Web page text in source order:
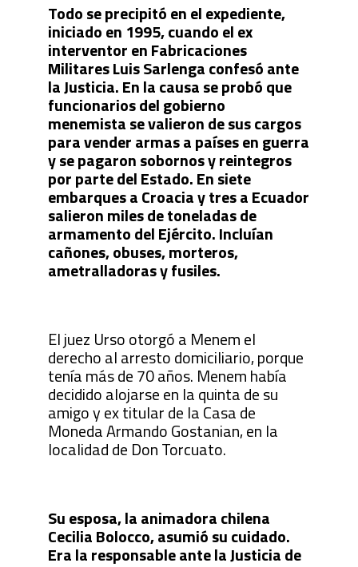
Todo se precipitó en el expediente,
iniciado en 1995, cuando el ex
interventor en Fabricaciones
Militares Luis Sarlenga confesó ante
la Justicia. En la causa se probó que
funcionarios del gobierno
menemista se valieron de sus cargos
para vender armas a países en guerra
y se pagaron sobornos y reintegros
por parte del Estado. En siete
embarques a Croacia y tres a Ecuador
salieron miles de toneladas de
armamento del Ejército. Incluían
cañones, obuses, morteros,
ametralladoras y fusiles.
El juez Urso otorgó a Menem el
derecho al arresto domiciliario, porque
tenía más de 70 años. Menem había
decidido alojarse en la quinta de su
amigo y ex titular de la Casa de
Moneda Armando Gostanian, en la
localidad de Don Torcuato.
Su esposa, la animadora chilena
Cecilia Bolocco, asumió su cuidado.
Era la responsable ante la Justicia de